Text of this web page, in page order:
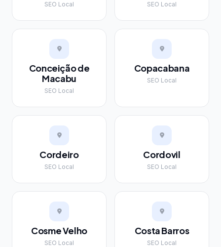
SEO Local SEO Local
Conceição de
Macabu
SEO Local
Copacabana
SEO Local
Cordeiro
SEO Local
Cordovil
SEO Local
Cosme Velho
SEO Local
Costa Barros
SEO Local